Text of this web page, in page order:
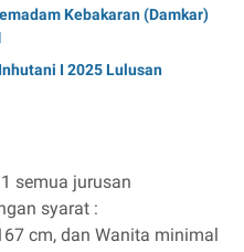
Kebakaran (Damkar)
I 2025 Lulusan
semua jurusan
syarat :
cm, dan Wanita minimal